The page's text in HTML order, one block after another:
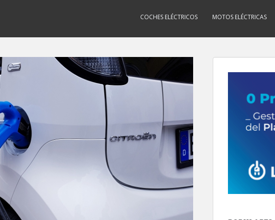
COCHES ELÉCTRICOS MOTOS ELÉCTRICAS